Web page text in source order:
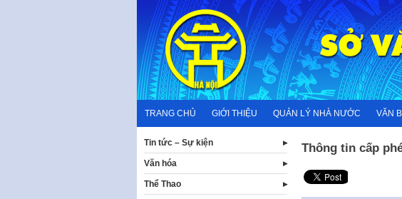
content
TRANG CHỦ GIỚI THIỆU QUẢN LÝ NHÀ NƯỚC VĂN
Thông tin cấp
Tin tức – Sự kiện
Văn hóa
Thể Thao